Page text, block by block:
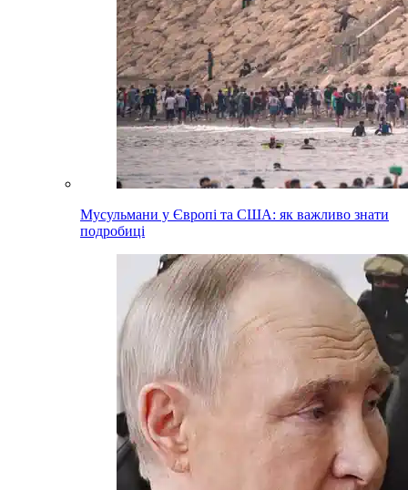
Мусульмани у Європі та США: як важливо знати
подробиці